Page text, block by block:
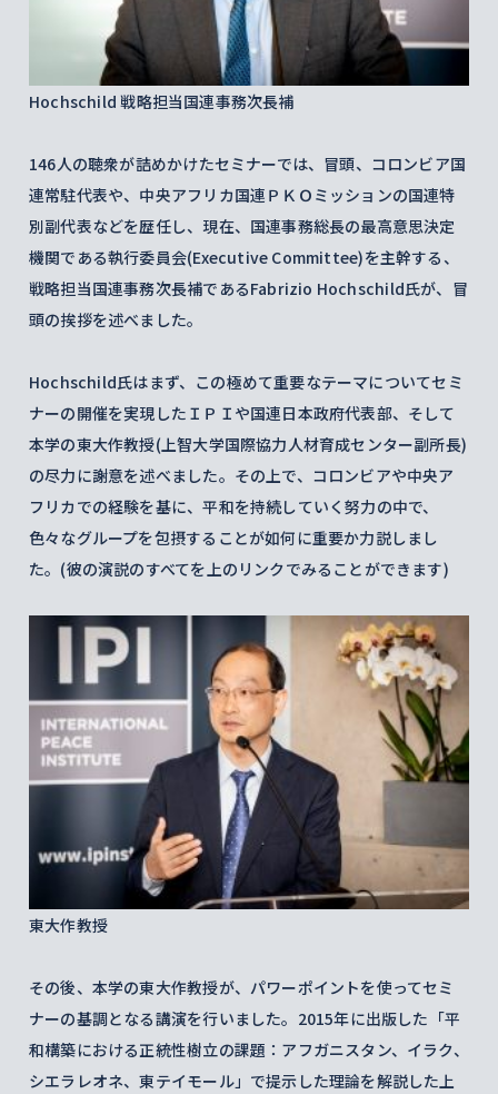
Hochschild 戦略担当国連事務次長補
146人の聴衆が詰めかけたセミナーでは、冒頭、コロンビア国
連常駐代表や、中央アフリカ国連ＰＫＯミッションの国連特
別副代表などを歴任し、現在、国連事務総長の最高意思決定
機関である執行委員会(Executive Committee)を主幹する、
戦略担当国連事務次長補であるFabrizio Hochschild氏が、冒
頭の挨拶を述べました。
Hochschild氏はまず、この極めて重要なテーマについてセミ
ナーの開催を実現したＩＰＩや国連日本政府代表部、そして
本学の東大作教授(上智大学国際協力人材育成センター副所長)
の尽力に謝意を述べました。その上で、コロンビアや中央ア
フリカでの経験を基に、平和を持続していく努力の中で、
色々なグループを包摂することが如何に重要か力説しまし
た。(彼の演説のすべてを上のリンクでみることができます)
東大作教授
その後、本学の東大作教授が、パワーポイントを使ってセミ
ナーの基調となる講演を行いました。2015年に出版した「平
和構築における正統性樹立の課題：アフガニスタン、イラク、
シエラレオネ、東テイモール」で提示した理論を解説した上